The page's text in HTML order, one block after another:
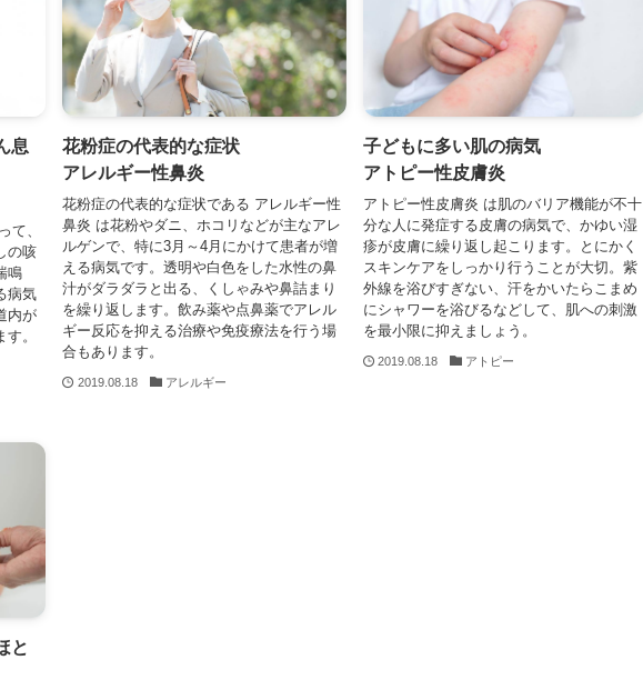
息
て、
の咳
鳴
病気
内が
。
花粉症の代表的な症状
アレルギー性鼻炎
花粉症の代表的な症状である アレルギー性
鼻炎 は花粉やダニ、ホコリなどが主なアレ
ルゲンで、特に3月～4月にかけて患者が増
える病気です。透明や白色をした水性の鼻
汁がダラダラと出る、くしゃみや鼻詰まり
を繰り返します。飲み薬や点鼻薬でアレル
ギー反応を抑える治療や免疫療法を行う場
合もあります。
2019.08.18 アレルギー
子どもに多い肌の病気
アトピー性皮膚炎
アトピー性皮膚炎 は肌のバリア機能が不十
分な人に発症する皮膚の病気で、かゆい湿
疹が皮膚に繰り返し起こります。とにかく
スキンケアをしっかり行うことが大切。紫
外線を浴びすぎない、汗をかいたらこまめ
にシャワーを浴びるなどして、肌への刺激
を最小限に抑えましょう。
2019.08.18 アトピー
と